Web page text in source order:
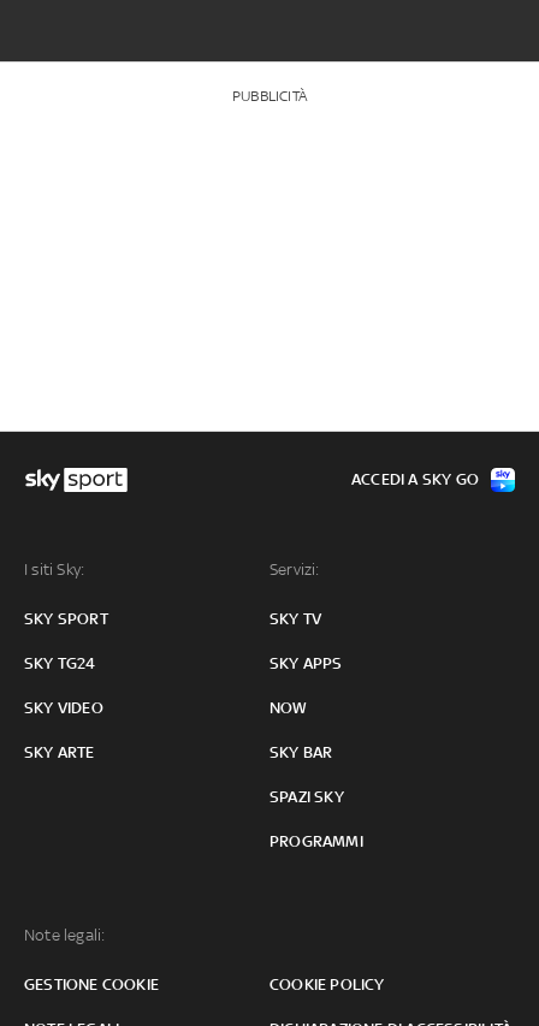
PUBBLICITÀ
I siti Sky:
SKY SPORT
SKY TG24
SKY VIDEO
SKY ARTE
Servizi:
SKY TV
SKY APPS
NOW
SKY BAR
SPAZI SKY
PROGRAMMI
Note legali:
GESTIONE COOKIE COOKIE POLICY
ACCEDI A SKY GO